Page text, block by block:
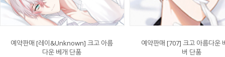
예약판매 [레이&Unknown] 크고 아름
다운 베개 단품
예약판매 [707] 크고 아름다운
버 단품